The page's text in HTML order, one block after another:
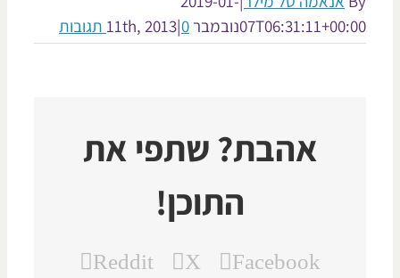
נובמבר 11th, 2013 |0 תגובות
אהבת? שתפי את
התוכן!
Facebook
X
Reddit